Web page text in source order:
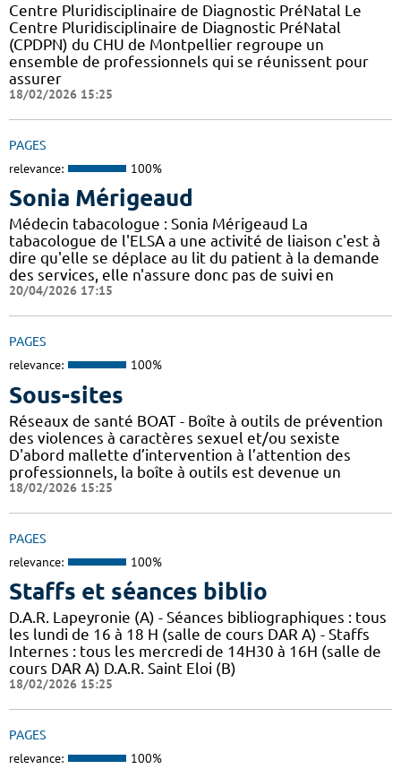
Centre Pluridisciplinaire de Diagnostic PréNatal Le
Centre Pluridisciplinaire de Diagnostic PréNatal
(CPDPN) du CHU de Montpellier regroupe un
ensemble de professionnels qui se réunissent pour
assurer
18/02/2026 15:25
PAGES
relevance: 100%
Sonia Mérigeaud
Médecin tabacologue : Sonia Mérigeaud La
tabacologue de l'ELSA a une activité de liaison c'est à
dire qu'elle se déplace au lit du patient à la demande
des services, elle n'assure donc pas de suivi en
20/04/2026 17:15
PAGES
relevance: 100%
Sous-sites
Réseaux de santé BOAT - Boîte à outils de prévention
des violences à caractères sexuel et/ou sexiste
D'abord mallette d’intervention à l’attention des
professionnels, la boîte à outils est devenue un
18/02/2026 15:25
PAGES
relevance: 100%
Staffs et séances biblio
D.A.R. Lapeyronie (A) - Séances bibliographiques : tous
les lundi de 16 à 18 H (salle de cours DAR A) - Staffs
Internes : tous les mercredi de 14H30 à 16H (salle de
cours DAR A) D.A.R. Saint Eloi (B)
18/02/2026 15:25
PAGES
relevance: 100%